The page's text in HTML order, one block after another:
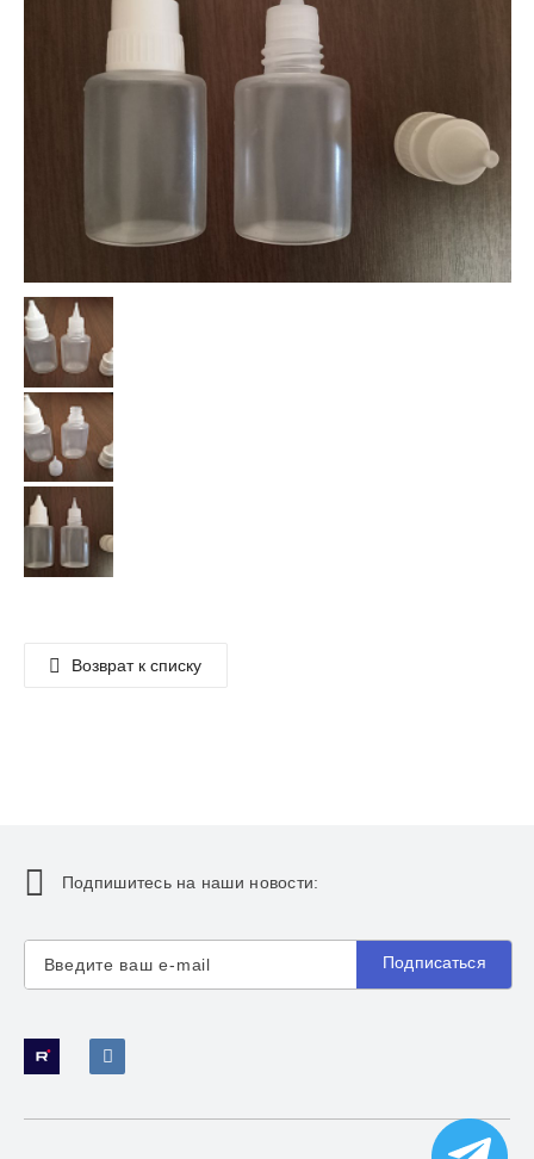
Возврат к списку
Подпишитесь на наши новости:
Подписаться